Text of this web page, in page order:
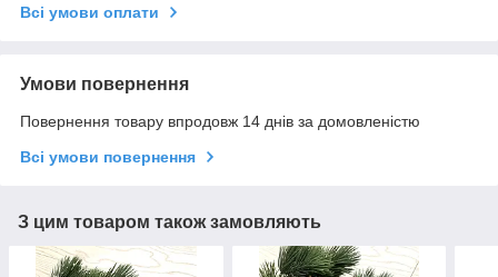
Всі умови оплати
Умови повернення
Повернення товару впродовж 14 днів за домовленістю
Всі умови повернення
З цим товаром також замовляють